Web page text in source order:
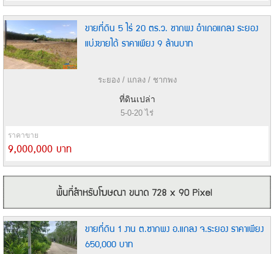
ขายที่ดิน 5 ไร่ 20 ตร.ว. ชากพง อำเภอแกลง ระยอง
แบ่งขายได้ ราคาเพียง 9 ล้านบาท
ระยอง / แกลง / ชากพง
ที่ดินเปล่า
5-0-20 ไร่
ราคาขาย
9,000,000 บาท
ขายที่ดิน 1 งาน ต.ซากพง อ.แกลง จ.ระยอง ราคาเพียง
650,000 บาท